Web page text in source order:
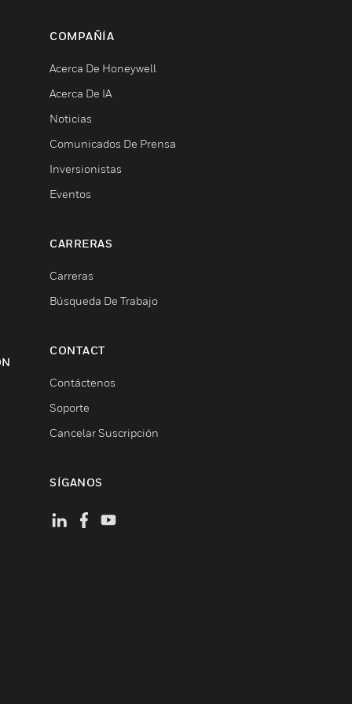
COMPAÑÍA
Acerca De Honeywell
Acerca De IA
Noticias
Comunicados De Prensa
Inversionistas
Eventos
CARRERAS
Carreras
Búsqueda De Trabajo
CONTACT
Contáctenos
Soporte
Cancelar Suscripción
SÍGANOS